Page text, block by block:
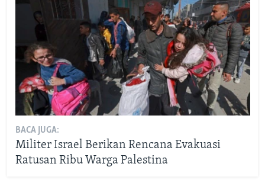
BACA JUGA:
Militer Israel Berikan Rencana Evakuasi
Ratusan Ribu Warga Palestina